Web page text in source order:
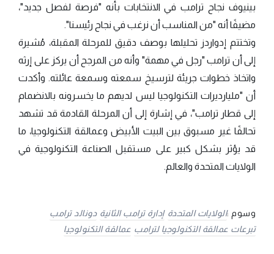
بينيوف نجاح ترامب في الانتخابات بأنه "فرصة لفصل جديد"،
مضيفًا أنه "من المناسب أن نرغب في نجاح رئيسنا".
وتختتم إدواردز تحليلها بوصف دقيق للمرحلة المقبلة، مُشيرة
إلى أن ترامب "رجل في مهمة" وأنه من المرجح أن يركز على إرثه
واتخاذ خطوات جريئة لترسيخ سمعته وسمعة عائلته. وأكدت
أن "مليارديرات التكنولوجيا ليس لديهم ما يخسرونه بالانضمام
إلى قطار ترامب"، في إشارة إلى أن المرحلة القادمة قد تشهد
تحالفًا غير مسبوق بين البيت الأبيض وعمالقة التكنولوجيا، ما
قد يؤثر بشكل كبير على مستقبل الصناعة التكنولوجية في
الولايات المتحدة والعالم.
وسوم :الولايات المتحدة إدارة ترامب الثانية دونالد ترامب
تبرعات عمالقة التكنولوجيا لترامب عمالقة التكنولوجيا